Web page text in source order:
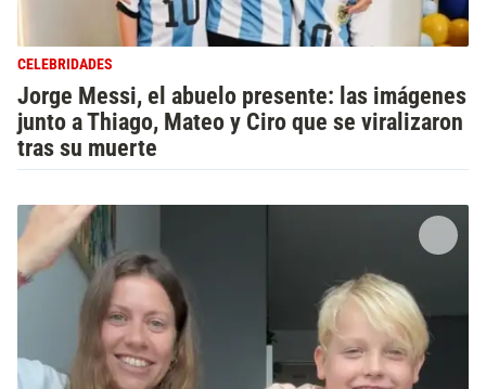
CELEBRIDADES
Jorge Messi, el abuelo presente: las imágenes
junto a Thiago, Mateo y Ciro que se viralizaron
tras su muerte